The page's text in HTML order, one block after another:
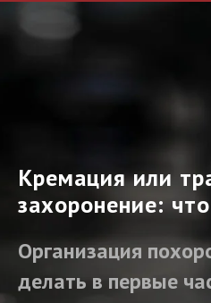
Кремация или
захоронение:
Организация
делать в первые